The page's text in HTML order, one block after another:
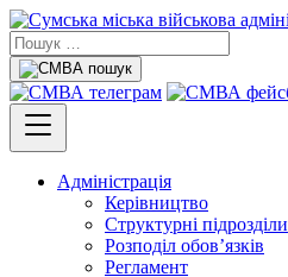
Адміністрація
Керівництво
Структурні підрозділи
Розподіл обов’язків
Регламент